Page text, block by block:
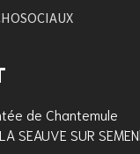
de Chantemule
SEAUVE SUR